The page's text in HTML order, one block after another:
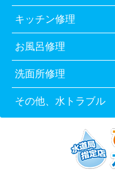
キッチン修理
お風呂修理
洗面所修理
その他、水トラブル